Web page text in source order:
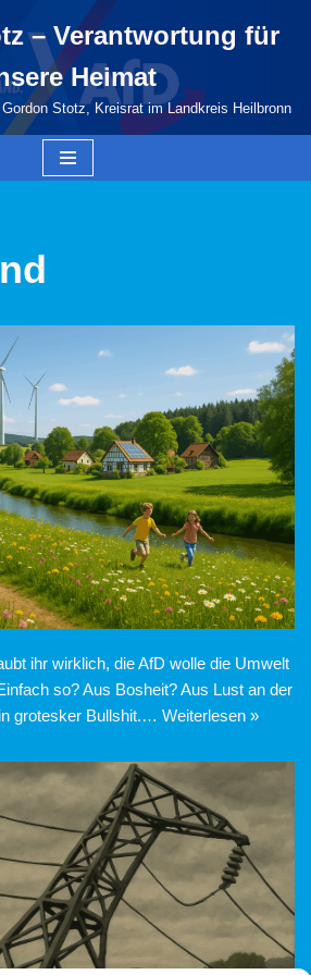
– Verantwortung für
Heimat
Stotz, Kreisrat im Landkreis Heilbronn
ihr wirklich, die AfD wolle die Umwelt
so? Aus Bosheit? Aus Lust an der
grotesker Bullshit.… Weiterlesen »